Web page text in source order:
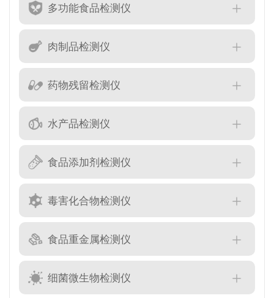
多功能食品检测仪
肉制品检测仪
药物残留检测仪
水产品检测仪
食品添加剂检测仪
毒害化合物检测仪
食品重金属检测仪
细菌微生物检测仪